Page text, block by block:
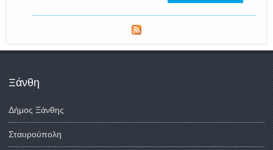
Ξάνθη
Δήμος Ξάνθης
Σταυρούπολη